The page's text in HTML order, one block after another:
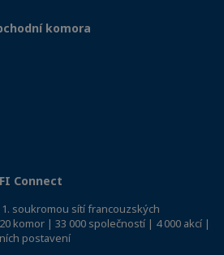
komora
Connect
soukromou sítí francouzských
komor | 33 000 společností | 4 000 akcí |
postavení